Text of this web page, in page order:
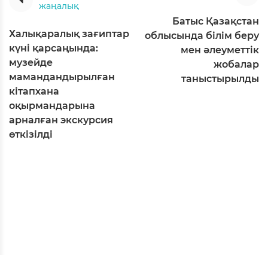
жаңалық
Халықаралық зағиптар
күні қарсаңында:
музейде
мамандандырылған
кітапхана
оқырмандарына
арналған экскурсия
өткізілді
Батыс Қазақстан
облысында білім беру
мен әлеуметтік
жобалар
таныстырылды